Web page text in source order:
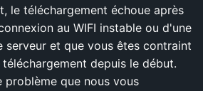
le téléchargement échoue après
au WIFI instable ou d'une
serveur et que vous êtes contraint
depuis le début.
que nous vous